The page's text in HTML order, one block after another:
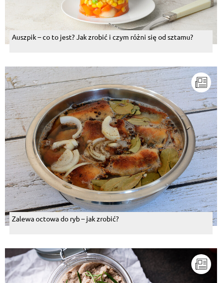
Auszpik – co to jest? Jak zrobić i czym różni się od sztamu?
Zalewa octowa do ryb – jak zrobić?